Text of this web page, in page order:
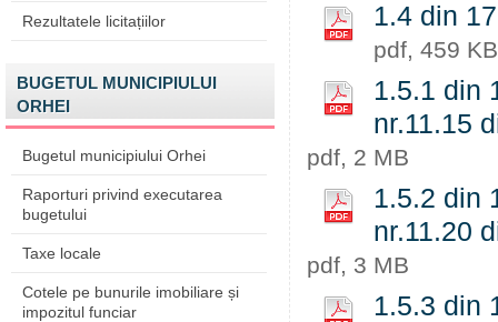
Rezultatele licitațiilor
BUGETUL MUNICIPIULUI
ORHEI
Bugetul municipiului Orhei
Raporturi privind executarea
bugetului
Taxe locale
Cotele pe bunurile imobiliare și
impozitul funciar
1.4 din
pdf, 459 KB
1.5.1 din
nr.11.15
pdf, 2 MB
1.5.2 din
nr.11.20
pdf, 3 MB
1.5.3 din